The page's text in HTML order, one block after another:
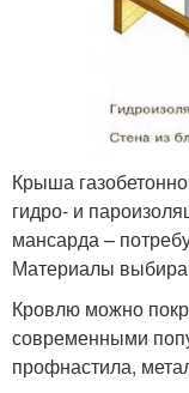
Крыша
гидро- и
мансарда –
Материалы
Кровлю можно
современными
профнастила,